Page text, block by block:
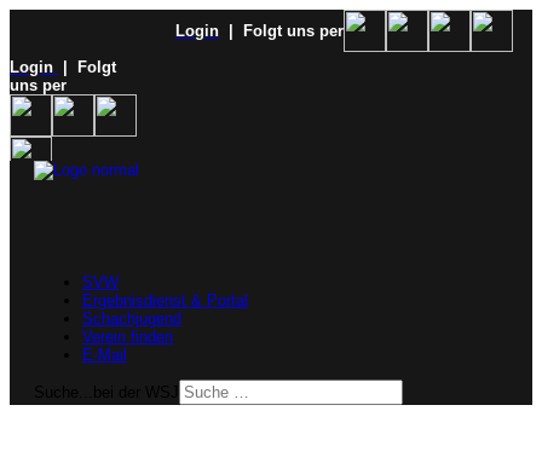
Login
| Folgt uns per
Login
| Folgt
uns per
SVW
Ergebnisdienst & Portal
Schachjugend
Verein finden
E-Mail